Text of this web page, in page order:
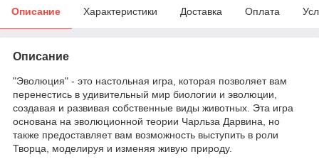
Описание Характеристики Доставка Оплата
Описание
"Эволюция" - это настольная игра, которая позволяет вам
перенестись в удивительный мир биологии и эволюции,
создавая и развивая собственные виды животных. Эта игра
основана на эволюционной теории Чарльза Дарвина, но
также предоставляет вам возможность выступить в роли
Творца, моделируя и изменяя живую природу.